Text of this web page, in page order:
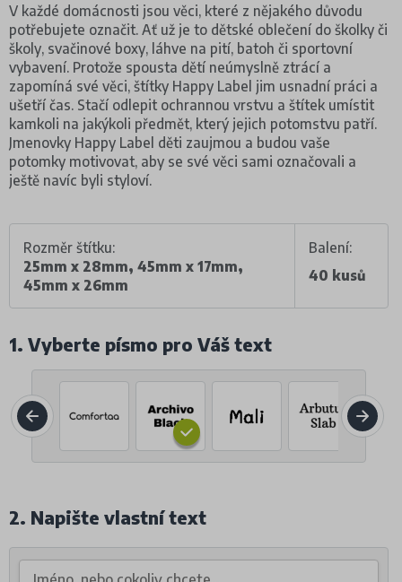
V každé domácnosti jsou věci, které z nějakého důvodu
potřebujete označit. Ať už je to dětské oblečení do školky či
školy, svačinové boxy, láhve na pití, batoh či sportovní
vybavení. Protože spousta dětí neúmyslně ztrácí a
zapomíná své věci, štítky Happy Label jim usnadní práci a
ušetří čas. Stačí odlepit ochrannou vrstvu a štítek umístit
kamkoli na jakýkoli předmět, který jejich potomstvu patří.
Jmenovky Happy Label děti zaujmou a budou vaše
potomky motivovat, aby se své věci sami označovali a
ještě navíc byli styloví.
Rozměr štítku:
25mm x 28mm, 45mm x 17mm,
45mm x 26mm
Balení:
40 kusů
1. Vyberte písmo pro Váš text
2. Napište vlastní text